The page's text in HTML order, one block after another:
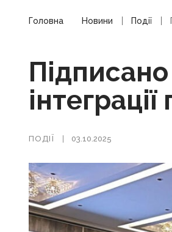
Головна Новини Події
ПОДІЇ 03.10.2025